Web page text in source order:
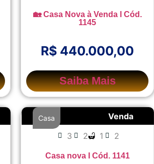
🏡 Casa Nova à Venda l Cód.
1145
R$ 440.000,00
Saiba Mais
Venda
Casa
3 2 1 2
Casa nova I Cód. 1141